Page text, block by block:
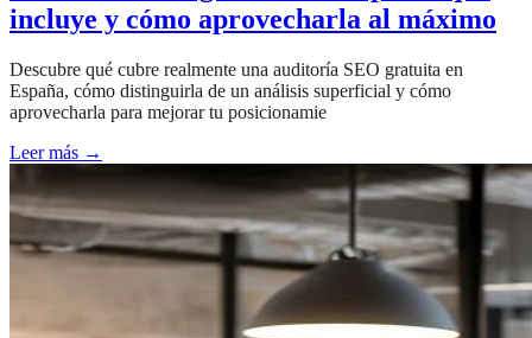
incluye y cómo aprovecharla al máximo
Descubre qué cubre realmente una auditoría SEO gratuita en
España, cómo distinguirla de un análisis superficial y cómo
aprovecharla para mejorar tu posicionamie
Leer más →